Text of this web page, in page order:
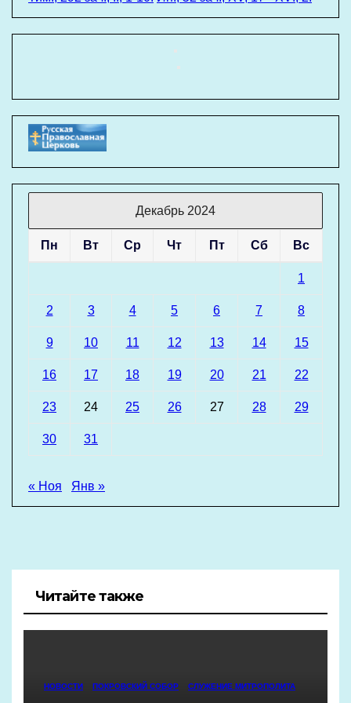
Декабрь 2024
Пн Вт Ср Чт Пт Сб Вс
1
2 3 4 5 6 7 8
9 10 11 12 13 14 15
16 17 18 19 20 21 22
23 24 25 26 27 28 29
30 31
« Ноя Янв »
Читайте также
НОВОСТИ ПОКРОВСКИЙ СОБОР СЛУЖЕНИЕ МИТРОПОЛИТА